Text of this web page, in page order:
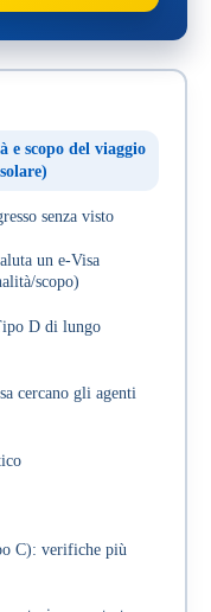
e scopo del viaggio
senza visto
un e‑Visa
scopo)
D di lungo
cercano gli agenti
C): verifiche più